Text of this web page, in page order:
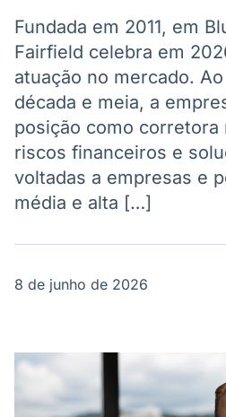
Os
Fundada em 2011, em
Fairfield celebra em
atuação no mercado.
década e meia, a
posição como corretora
riscos financeiros e
voltadas a empresas e
média e alta […]
8 de junho de 2026